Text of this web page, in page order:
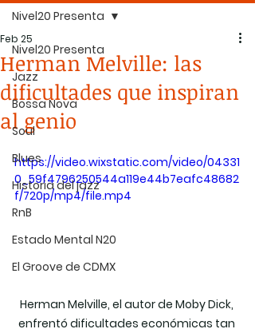
Nivel20 Presenta
Jazz
Bossa Nova
Soul
Blues
Historia del jazz
RnB
Estado Mental N20
El Groove de CDMX
Nivel20 Presenta
Herman Melville: las
dificultades que inspiran
al genio
Feb 25
https://video.wixstatic.com/video/04331
0_59f4796250544a119e44b7eafc48682
f/720p/mp4/file.mp4
Herman Melville, el autor de Moby Dick,
enfrentó dificultades económicas tan